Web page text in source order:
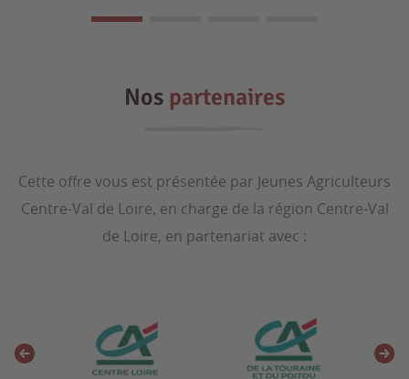
Nos partenaires
Cette offre vous est présentée par Jeunes Agriculteurs
Centre-Val de Loire, en charge de la région Centre-Val
de Loire, en partenariat avec :